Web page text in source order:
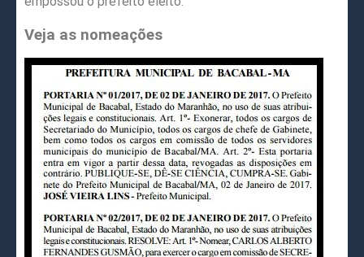
Veja as nomeações